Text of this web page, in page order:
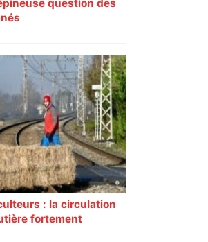
question des
: la circulation
fortement